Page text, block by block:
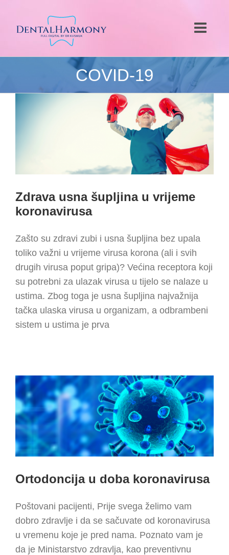
content
COVID-19
Zdrava usna šupljina u
vrijeme koronavirusa
Zdrava usna šupljina u vrijeme
koronavirusa
Zašto su zdravi zubi i usna šupljina bez upala
toliko važni u vrijeme virusa korona (ali i svih
drugih virusa poput gripa)? Većina receptora koji
su potrebni za ulazak virusa u tijelo se nalaze u
ustima. Zbog toga je usna šupljina najvažnija
tačka ulaska virusa u organizam, a odbrambeni
sistem u ustima je prva
Ortodoncija u doba
koronavirusa
Ortodoncija u doba koronavirusa
Poštovani pacijenti, Prije svega želimo vam
dobro zdravlje i da se sačuvate od koronavirusa
u vremenu koje je pred nama. Poznato vam je
da je Ministarstvo zdravlja, kao preventivnu